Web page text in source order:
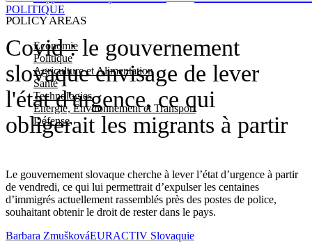
POLICY AREAS
Economie
Politique
Agriculture et Alimentation
Santé
Technologies
Energie, Environnement et Transport
Défense
Covid : le gouvernement
slovaque envisage de lever
l'état d'urgence, ce qui
obligerait les migrants à partir
Le gouvernement slovaque cherche à lever l’état d’urgence à partir
de vendredi, ce qui lui permettrait d’expulser les centaines
d’immigrés actuellement rassemblés près des postes de police,
souhaitant obtenir le droit de rester dans le pays.
POLITIQUE
Barbara ZmuškováEURACTIV Slovaquie